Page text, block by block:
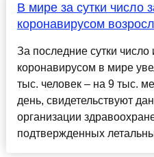
В мире за сутки число
коронавирусом
За последние сутки
коронавирусом в мире
тыс. человек – на 9 тыс.
день, свидетельствуют
организации
подтвержденных